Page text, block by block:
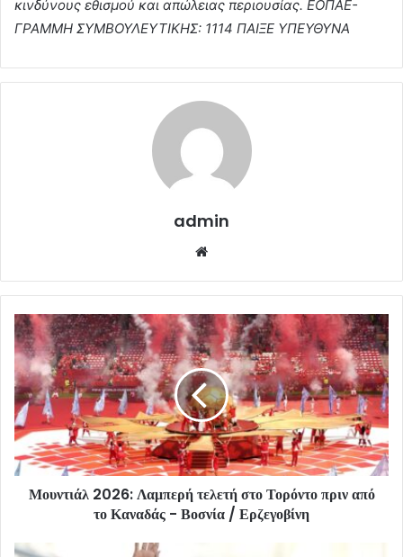
κινδύνους εθισμού και απώλειας περιουσίας. ΕΟΠΑΕ-
ΓΡΑΜΜΗ ΣΥΜΒΟΥΛΕΥΤΙΚΗΣ: 1114 ΠΑΙΞΕ ΥΠΕΥΘΥΝΑ
admin
Μουντιάλ 2026: Λαμπερή τελετή στο Τορόντο πριν από
το Καναδάς - Βοσνία / Ερζεγοβίνη